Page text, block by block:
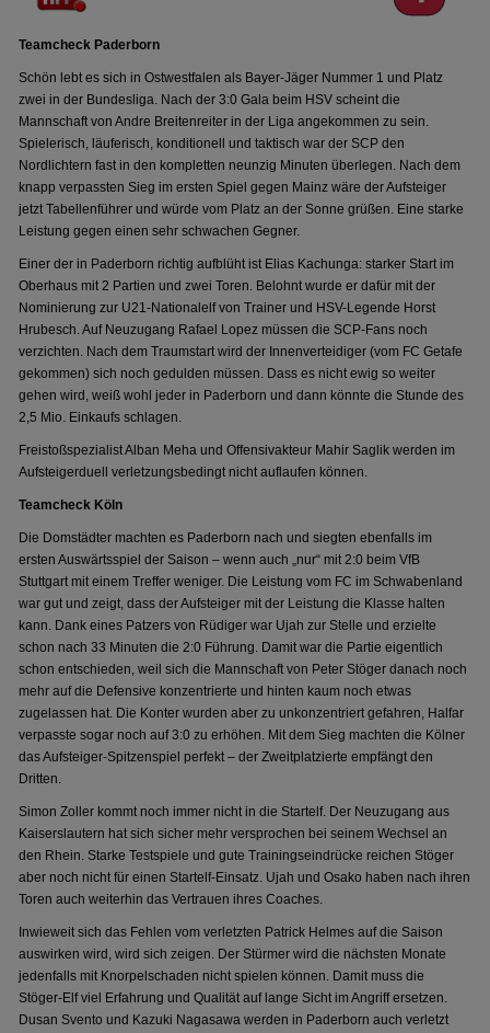
Teamcheck Paderborn
Schön lebt es sich in Ostwestfalen als Bayer-Jäger Nummer 1 und Platz
zwei in der Bundesliga. Nach der 3:0 Gala beim HSV scheint die
Mannschaft von Andre Breitenreiter in der Liga angekommen zu sein.
Spielerisch, läuferisch, konditionell und taktisch war der SCP den
Nordlichtern fast in den kompletten neunzig Minuten überlegen. Nach dem
knapp verpassten Sieg im ersten Spiel gegen Mainz wäre der Aufsteiger
jetzt Tabellenführer und würde vom Platz an der Sonne grüßen. Eine starke
Leistung gegen einen sehr schwachen Gegner.
Einer der in Paderborn richtig aufblüht ist Elias Kachunga: starker Start im
Oberhaus mit 2 Partien und zwei Toren. Belohnt wurde er dafür mit der
Nominierung zur U21-Nationalelf von Trainer und HSV-Legende Horst
Hrubesch. Auf Neuzugang Rafael Lopez müssen die SCP-Fans noch
verzichten. Nach dem Traumstart wird der Innenverteidiger (vom FC Getafe
gekommen) sich noch gedulden müssen. Dass es nicht ewig so weiter
gehen wird, weiß wohl jeder in Paderborn und dann könnte die Stunde des
2,5 Mio. Einkaufs schlagen.
Freistoßspezialist Alban Meha und Offensivakteur Mahir Saglik werden im
Aufsteigerduell verletzungsbedingt nicht auflaufen können.
Teamcheck Köln
Die Domstädter machten es Paderborn nach und siegten ebenfalls im
ersten Auswärtsspiel der Saison – wenn auch „nur“ mit 2:0 beim VfB
Stuttgart mit einem Treffer weniger. Die Leistung vom FC im Schwabenland
war gut und zeigt, dass der Aufsteiger mit der Leistung die Klasse halten
kann. Dank eines Patzers von Rüdiger war Ujah zur Stelle und erzielte
schon nach 33 Minuten die 2:0 Führung. Damit war die Partie eigentlich
schon entschieden, weil sich die Mannschaft von Peter Stöger danach noch
mehr auf die Defensive konzentrierte und hinten kaum noch etwas
zugelassen hat. Die Konter wurden aber zu unkonzentriert gefahren, Halfar
verpasste sogar noch auf 3:0 zu erhöhen. Mit dem Sieg machten die Kölner
das Aufsteiger-Spitzenspiel perfekt – der Zweitplatzierte empfängt den
Dritten.
Simon Zoller kommt noch immer nicht in die Startelf. Der Neuzugang aus
Kaiserslautern hat sich sicher mehr versprochen bei seinem Wechsel an
den Rhein. Starke Testspiele und gute Trainingseindrücke reichen Stöger
aber noch nicht für einen Startelf-Einsatz. Ujah und Osako haben nach ihren
Toren auch weiterhin das Vertrauen ihres Coaches.
Inwieweit sich das Fehlen vom verletzten Patrick Helmes auf die Saison
auswirken wird, wird sich zeigen. Der Stürmer wird die nächsten Monate
jedenfalls mit Knorpelschaden nicht spielen können. Damit muss die
Stöger-Elf viel Erfahrung und Qualität auf lange Sicht im Angriff ersetzen.
Dusan Svento und Kazuki Nagasawa werden in Paderborn auch verletzt